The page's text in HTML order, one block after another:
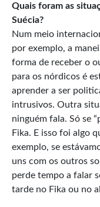
Quais foram as
Suécia?
Num meio
por exemplo, a
forma de receber o
para os nórdicos é
aprender a ser
intrusivos. Outra
ninguém fala. Só se
Fika. E isso foi algo
exemplo, se
uns com os outros
perde tempo a falar
tarde no Fika ou no